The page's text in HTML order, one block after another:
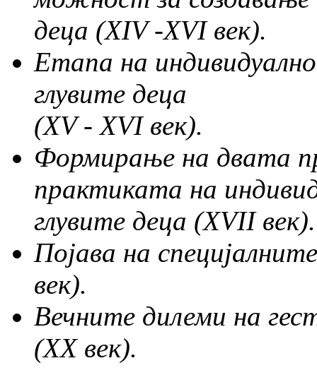
деца (XIV -XVI век).
Етапа на
глувите деца
(XV - XVI век).
Формирање на двата
практиката на
глувите деца (XVII век).
Појава на
век).
Вечните дилеми на
(XX век).